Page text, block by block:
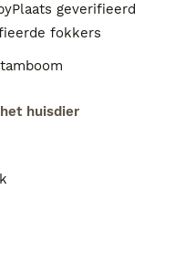
geverifieerd
fokkers
huisdier